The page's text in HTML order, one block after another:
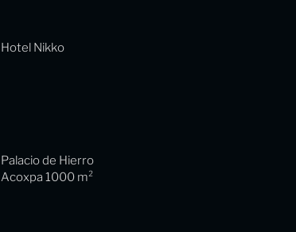
Hotel Nikko
Palacio de Hierro
Acoxpa 1000 m²